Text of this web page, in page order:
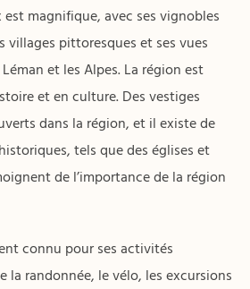
est magnifique, avec ses vignobles
villages pittoresques et ses vues
et les Alpes. La région est
et en culture. Des vestiges
dans la région, et il existe de
tels que des églises et
de l’importance de la région
connu pour ses activités
la randonnée, le vélo, les excursions